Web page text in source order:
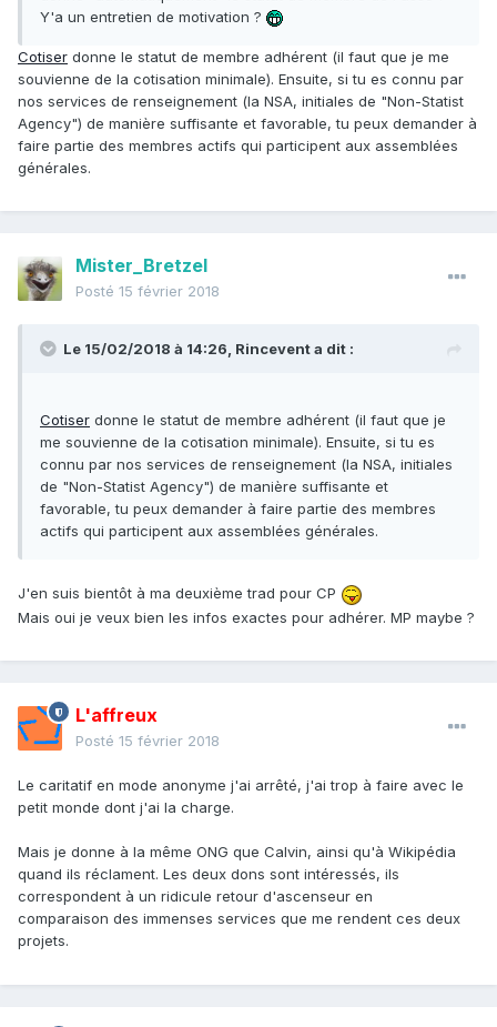
Y'a un entretien de motivation ?
Cotiser donne le statut de membre adhérent (il faut que je me
souvienne de la cotisation minimale). Ensuite, si tu es connu par
nos services de renseignement (la NSA, initiales de "Non-Statist
Agency") de manière suffisante et favorable, tu peux demander à
faire partie des membres actifs qui participent aux assemblées
générales.
Mister_Bretzel
Posté 15 février 2018
Le 15/02/2018 à 14:26, Rinceventa dit :
Cotiser donne le statut de membre adhérent (il faut que je
me souvienne de la cotisation minimale). Ensuite, si tu es
connu par nos services de renseignement (la NSA, initiales
de "Non-Statist Agency") de manière suffisante et
favorable, tu peux demander à faire partie des membres
actifs qui participent aux assemblées générales.
J'en suis bientôt à ma deuxième trad pour CP
Mais oui je veux bien les infos exactes pour adhérer. MP maybe ?
L'affreux
Posté 15 février 2018
Le caritatif en mode anonyme j'ai arrêté, j'ai trop à faire avec le
petit monde dont j'ai la charge.
Mais je donne à la même ONG que Calvin, ainsi qu'à Wikipédia
quand ils réclament. Les deux dons sont intéressés, ils
correspondent à un ridicule retour d'ascenseur en
comparaison des immenses services que me rendent ces deux
projets.